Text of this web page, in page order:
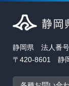
静岡県 法人番
〒420-8601 静